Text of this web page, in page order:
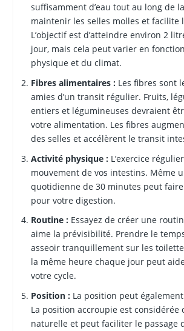
suffisamment d’eau tout au long de
maintenir les selles molles et facilite
L’objectif est d’atteindre environ 2
jour, mais cela peut varier en
physique et du climat.
Fibres alimentaires :Les fibres sont
amies d’un transit régulier. Fruits,
entiers et légumineuses devraient
votre alimentation. Les fibres
des selles et accélèrent le transit
Activité physique :L’exercice
mouvement de vos intestins. Même
quotidienne de 30 minutes peut
pour votre digestion.
Routine :Essayez de créer une
aime la prévisibilité. Prendre le
asseoir tranquillement sur les
la même heure chaque jour peut
votre cycle.
Position :La position peut
La position accroupie est considérée
naturelle et peut faciliter le passage